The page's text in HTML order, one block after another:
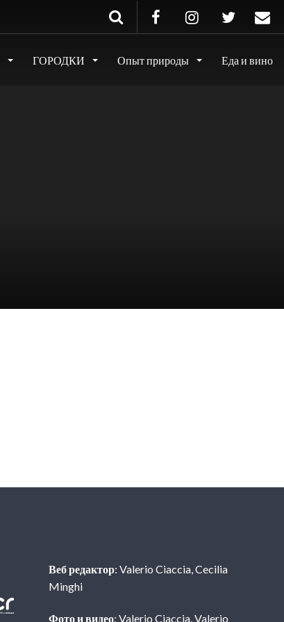
ГОРОДКИ Опыт природы Еда и вино
Веб редактор: Valerio Ciaccia, Cecilia
Minghi
Фото и видео: Valerio Ciaccia, Valerio